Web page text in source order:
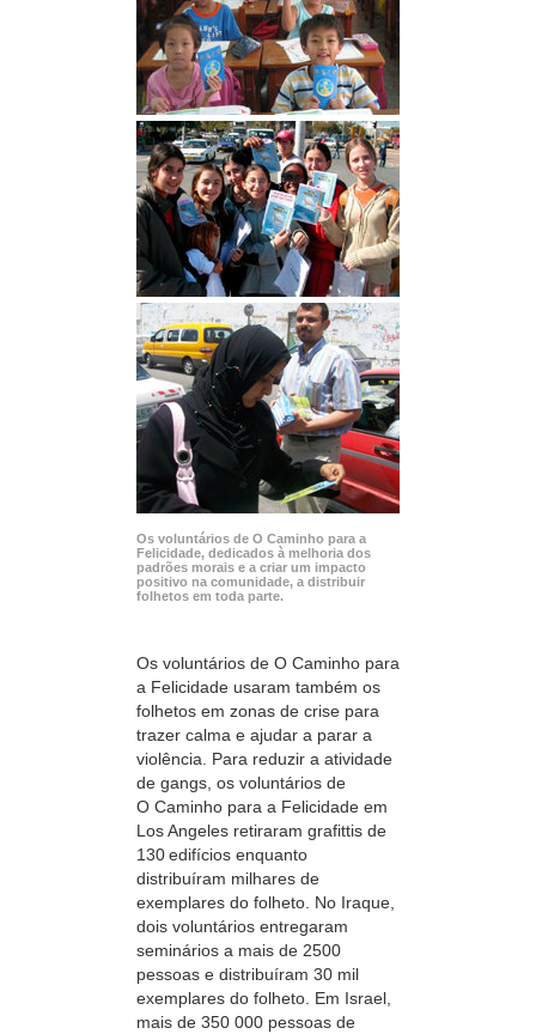
Os voluntários de O Caminho para a
Felicidade, dedicados à melhoria dos
padrões morais e a criar um impacto
positivo na comunidade, a distribuir
folhetos em toda parte.
Os voluntários de O Caminho para
a Felicidade usaram também os
folhetos em zonas de crise para
trazer calma e ajudar a parar a
violência. Para reduzir a atividade
de gangs, os voluntários de
O Caminho para a Felicidade em
Los Angeles retiraram grafittis de
130 edifícios enquanto
distribuíram milhares de
exemplares do folheto. No Iraque,
dois voluntários entregaram
seminários a mais de 2500
pessoas e distribuíram 30 mil
exemplares do folheto. Em Israel,
mais de 350 000 pessoas de